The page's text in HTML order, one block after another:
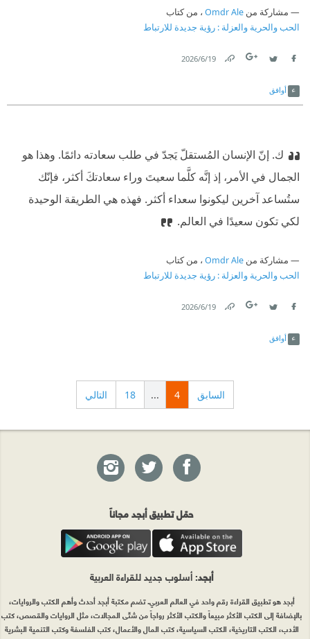
مشاركة من Omdr Ale ، من كتاب
الحب والحرية والعزلة : رؤية جديدة للارتباط
19‏/6‏/2026
أوافق
ك. ‫ إنّ الإنسان المُستقلّ يَجدّ في طلب سعادته دائمًا. وهذا هو
الجمال في الأمر، إذ إنَّه كلَّما سعيتَ وراء سعادتكَ أكثر، فإنّك
ستُساعد آخرين ليكونوا سعداء أكثر. فهذه هي الطريقة الوحيدة
لكي تكون سعيدًا في العالم.
مشاركة من Omdr Ale ، من كتاب
الحب والحرية والعزلة : رؤية جديدة للارتباط
19‏/6‏/2026
أوافق
السابق 4
...
18 التالي
حمّل تطبيق أبجد مجاناً
أبجد: أسلوب جديد للقراءة العربية
أبجد هو تطبيق القراءة رقم واحد في العالم العربي. تضم مكتبة أبجد أحدث وأهم الكتب والروايات،
بالإضافة إلى الكتب الأكثر مبيعاً والكتب الأكثر رواجاً من شتّى المجالات، مثل الروايات والقصص، كتب
الأدب، الكتب التاريخية، الكتب السياسية، كتب المال والأعمال، كتب الفلسفة وكتب التنمية البشرية